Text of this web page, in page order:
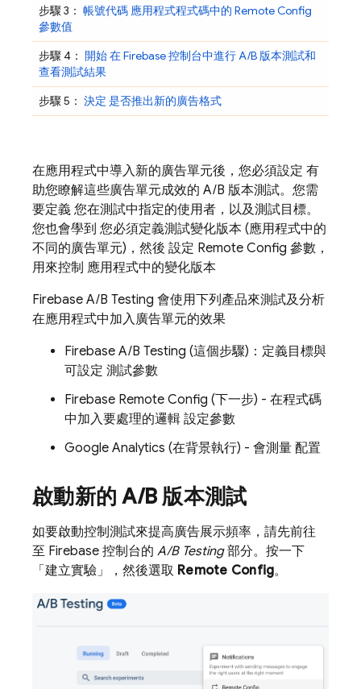
步驟 3： 帳號代碼 應用程式程式碼中的 Remote Config
參數值
步驟 4： 開始 在Firebase控制台中進行 A/B 版本測試和
查看測試結果
步驟 5： 決定 是否推出新的廣告格式
在應用程式中導入新的廣告單元後，您必須設定 有
助您瞭解這些廣告單元成效的 A/B 版本測試。您需
要定義 您在測試中指定的使用者，以及測試目標。
您也會學到 您必須定義測試變化版本 (應用程式中的
不同的廣告單元)，然後 設定 Remote Config 參數，
用來控制 應用程式中的變化版本
Firebase A/B Testing 會使用下列產品來測試及分析
在應用程式中加入廣告單元的效果
Firebase A/B Testing (這個步驟)：定義目標與
可設定 測試參數
Firebase Remote Config (下一步) - 在程式碼
中加入要處理的邏輯 設定參數
Google Analytics (在背景執行) - 會測量 配置
啟動新的 A/B 版本測試
如要啟動控制測試來提高廣告展示頻率，請先前往
至 Firebase 控制台的 A/B Testing部分。按一下
「建立實驗」
，然後選取 Remote Config。